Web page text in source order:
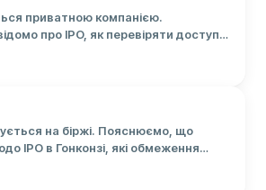
приватною компанією.
про IPO, як перевіряти доступ з
на біржі. Пояснюємо, що
IPO в Гонконзі, які обмеження